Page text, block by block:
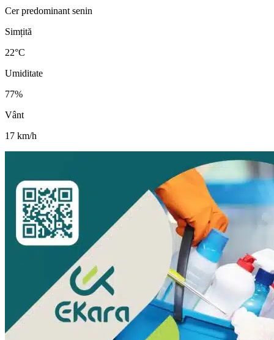
Cer predominant senin
Simțită
22°C
Umiditate
77%
Vânt
17 km/h